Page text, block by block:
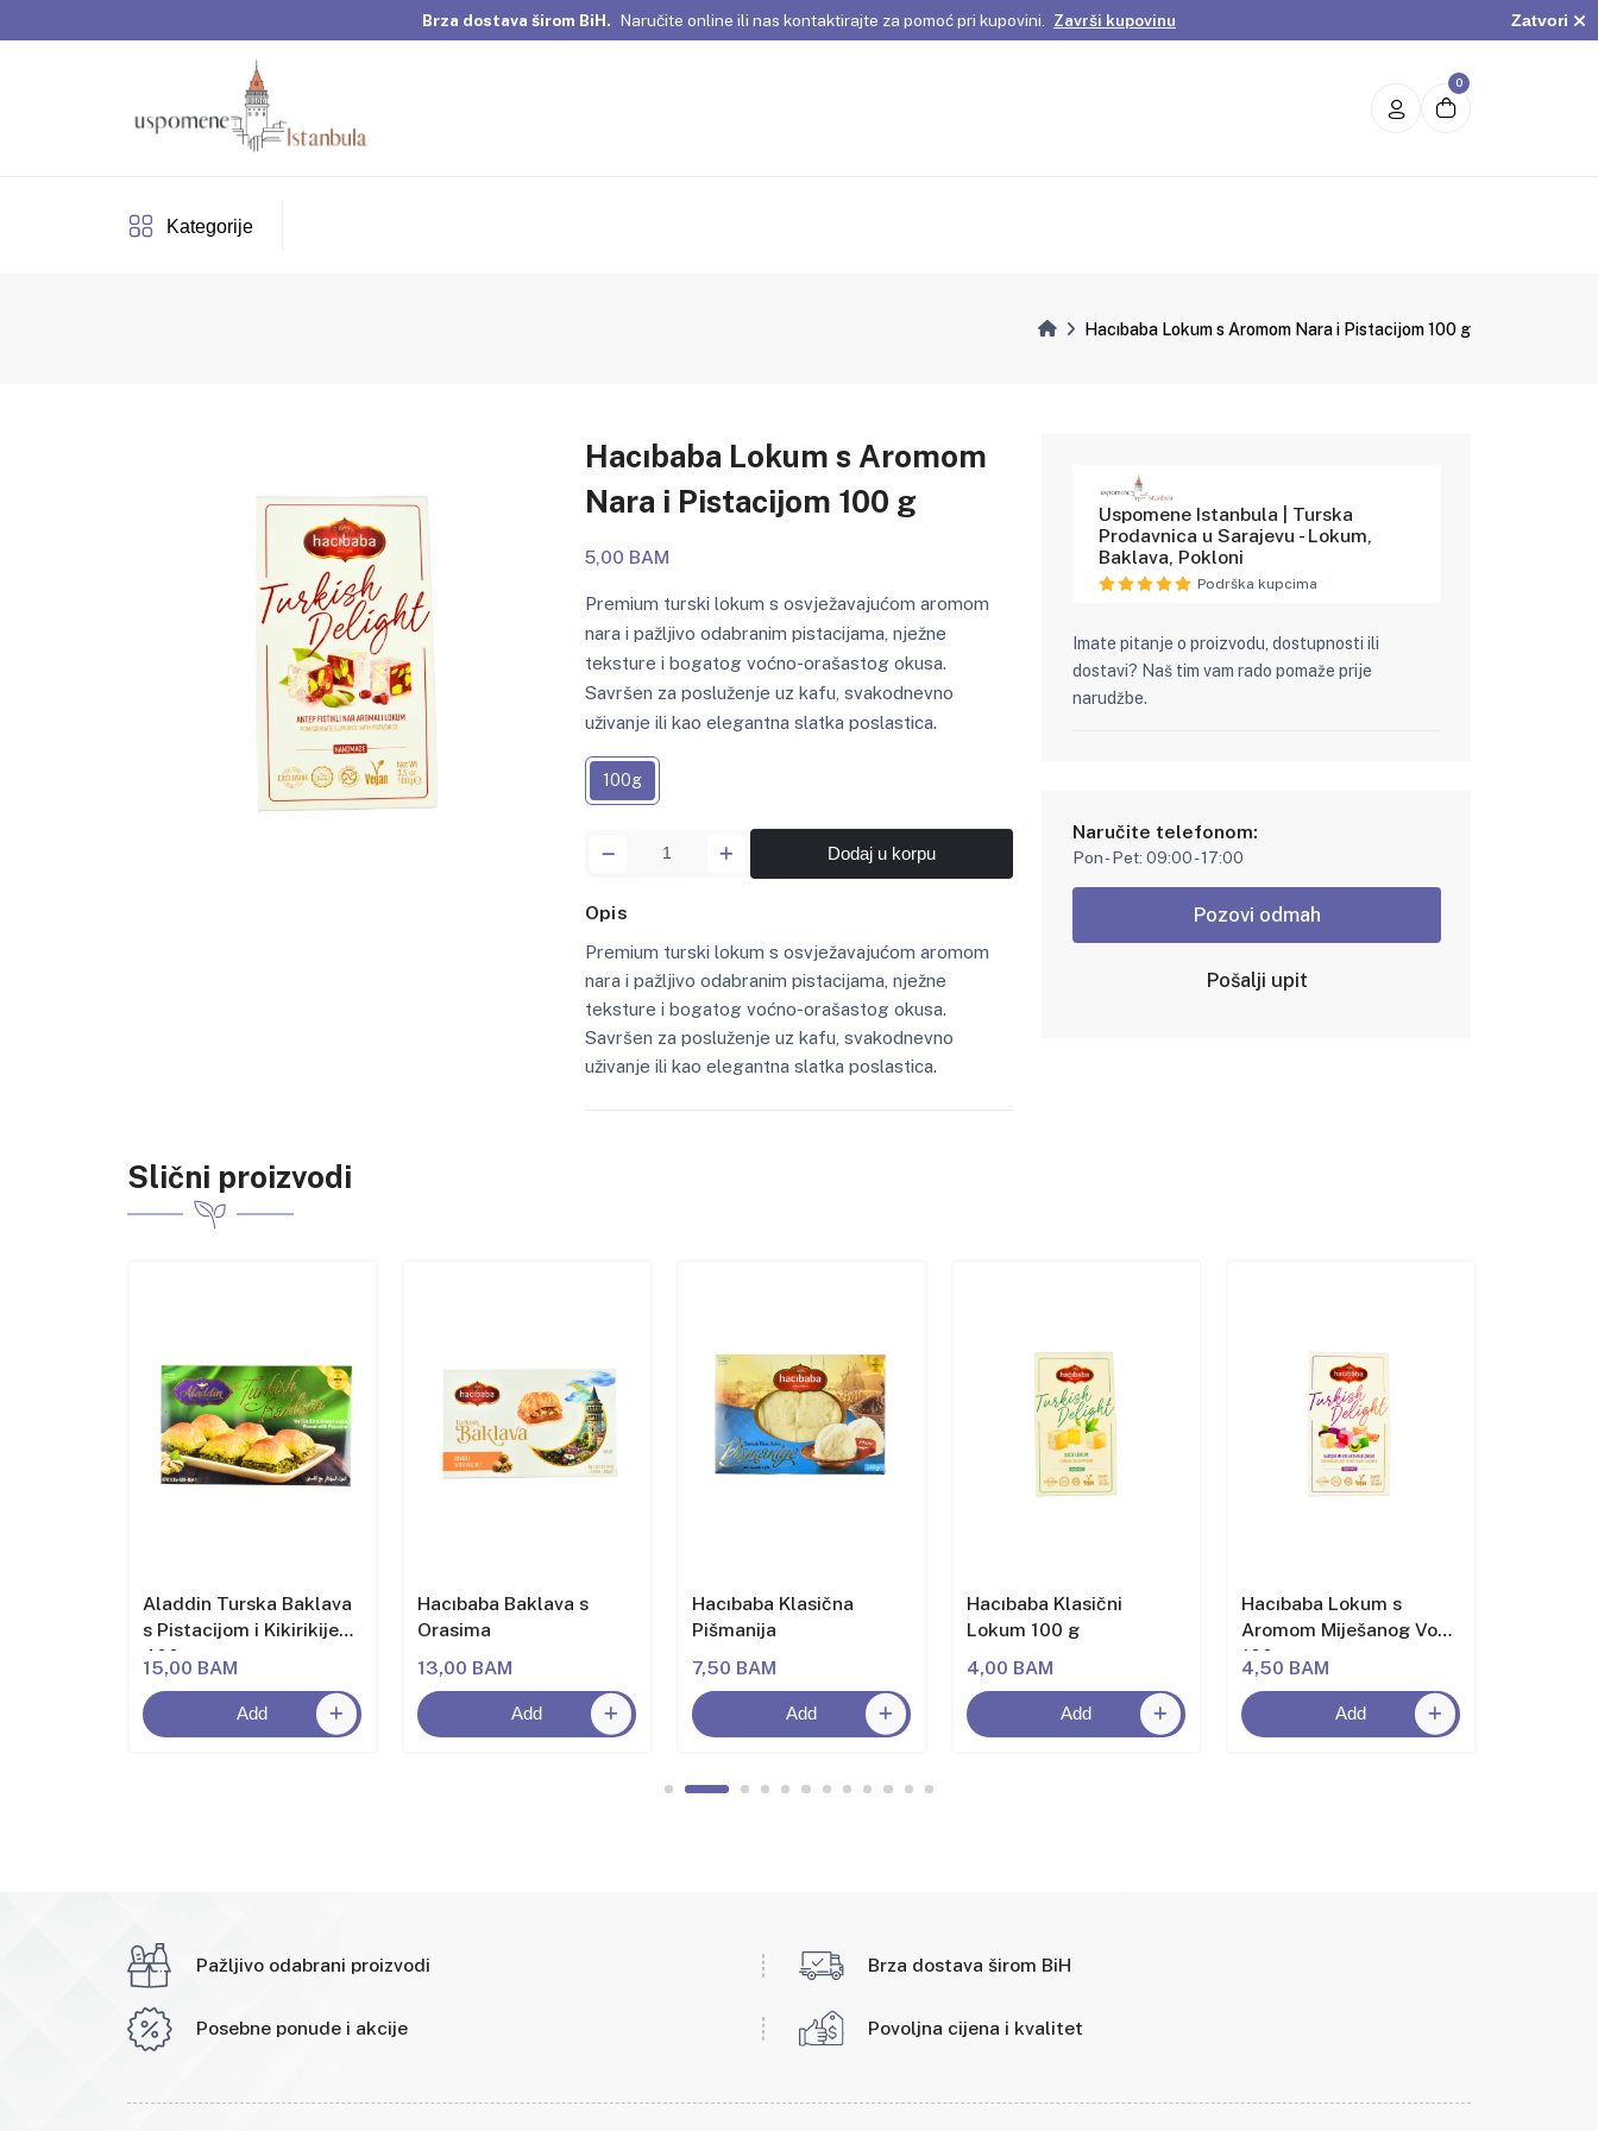
Brza dostava širom BiH. Naručite online ili nas kontaktirajte za pomoć pri kupovini.
Završi kupovinu
Dobrodošli u Uspomene Istanbula! Pažljivo odabrani proizvodi i posebne ponude za vas. Pogledaj ponudu
Zatvori
0
Kategorije
Hacıbaba Lokum s Aromom Nara i Pistacijom 100 g
Hacıbaba Lokum s Aromom
Nara i Pistacijom 100 g
5,00 BAM
Premium turski lokum s osvježavajućom aromom
nara i pažljivo odabranim pistacijama, nježne
teksture i bogatog voćno-orašastog okusa.
Savršen za posluženje uz kafu, svakodnevno
uživanje ili kao elegantna slatka poslastica.
100g
Dodaj u korpu
Opis
Premium turski lokum s osvježavajućom aromom
nara i pažljivo odabranim pistacijama, nježne
teksture i bogatog voćno-orašastog okusa.
Savršen za posluženje uz kafu, svakodnevno
uživanje ili kao elegantna slatka poslastica.
Uspomene Istanbula | Turska
Prodavnica u Sarajevu - Lokum,
Baklava, Pokloni
Podrška kupcima
Imate pitanje o proizvodu, dostupnosti ili
dostavi? Naš tim vam rado pomaže prije
narudžbe.
Naručite telefonom:
Pon - Pet: 09:00 - 17:00
Pozovi odmah
Pošalji upit
Slični proizvodi
Aladdin Turska Baklava
s Pistacijom i Kikirikijem
400g
15,00 BAM
Add
Hacıbaba Baklava s
Orasima
13,00 BAM
Add
Hacıbaba Klasična
Pišmanija
7,50 BAM
Add
Hacıbaba Klasični
Lokum 100 g
4,00 BAM
Add
Hacıbaba Lokum s
Aromom Miješanog Voća
100 g
4,50 BAM
Add
Pažljivo odabrani proizvodi Brza dostava širom BiH
Posebne ponude i akcije Povoljna cijena i kvalitet